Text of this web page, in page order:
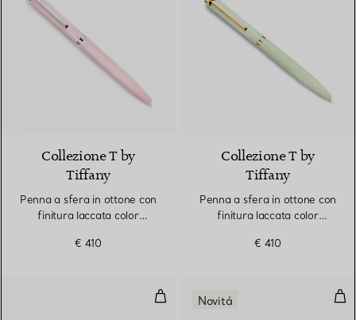
Collezione T by
Tiffany
Penna a sfera in ottone con
finitura laccata color
€ 410
Collezione T by
Tiffany
Penna a sfera in ottone con
finitura laccata color
€ 410
Tazze da caffè Tiffany in
Novitá